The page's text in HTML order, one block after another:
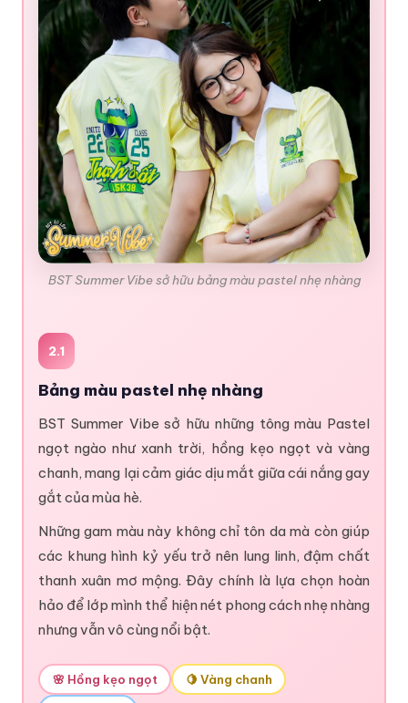
BST Summer Vibe sở hữu bảng màu pastel nhẹ nhàng
2.1
Bảng màu pastel nhẹ nhàng
BST Summer Vibe sở hữu những tông màu Pastel
ngọt ngào như xanh trời, hồng kẹo ngọt và vàng
chanh, mang lại cảm giác dịu mắt giữa cái nắng gay
gắt của mùa hè.
Những gam màu này không chỉ tôn da mà còn giúp
các khung hình kỷ yếu trở nên lung linh, đậm chất
thanh xuân mơ mộng. Đây chính là lựa chọn hoàn
hảo để lớp mình thể hiện nét phong cách nhẹ nhàng
nhưng vẫn vô cùng nổi bật.
🌸 Hồng kẹo ngọt 🍋 Vàng chanh